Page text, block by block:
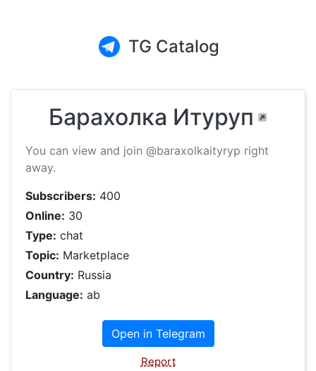
TG Catalog
Барахолка Итуруп
You can view and join @baraxolkaityryp right
away.
Subscribers: 400
Online: 30
Type: chat
Topic: Marketplace
Country: Russia
Language: ab
Open in Telegram
Report